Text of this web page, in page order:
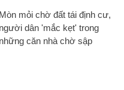
Mòn mỏi chờ đất tái định cư,
người dân 'mắc kẹt' trong
những căn nhà chờ sập